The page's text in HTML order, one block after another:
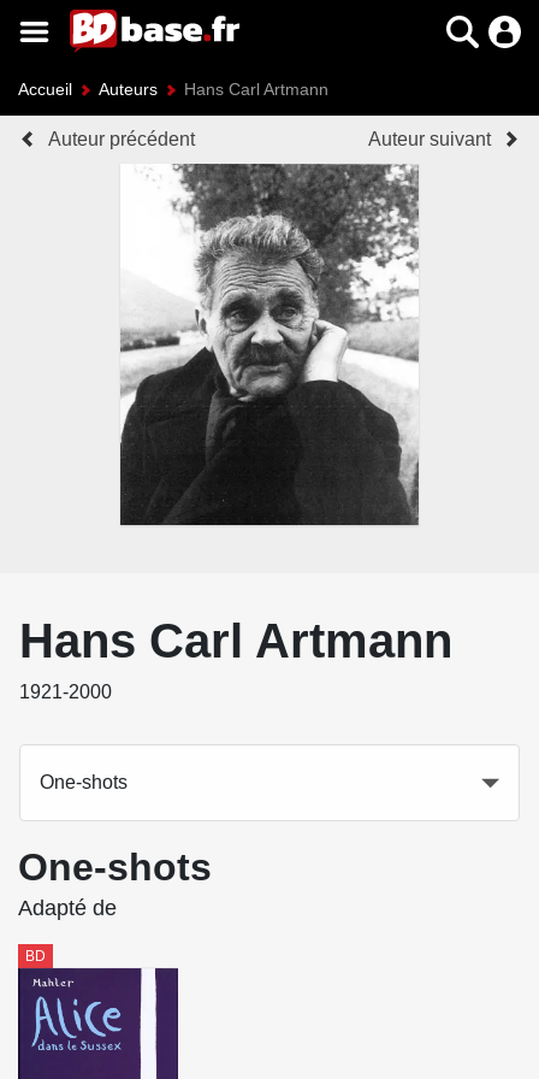
Accueil Auteurs Hans Carl Artmann
Auteur précédent Auteur suivant
Hans Carl Artmann
1921-2000
One-shots
One-shots
Adapté de
BD